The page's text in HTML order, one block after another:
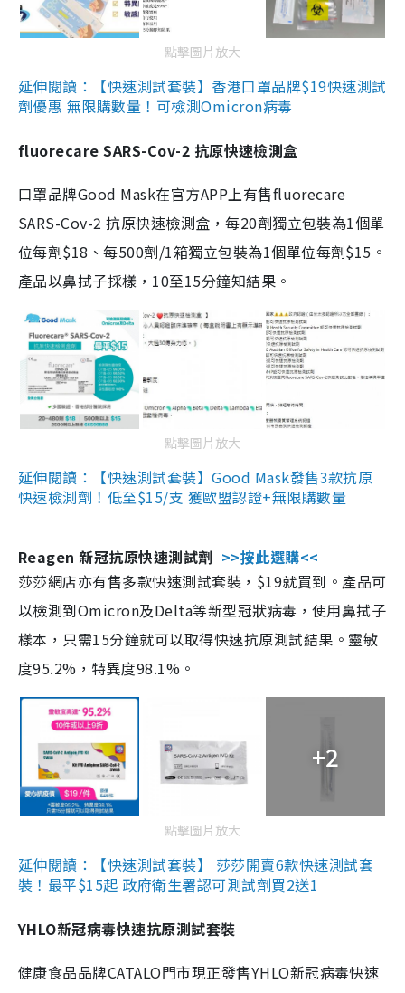
點擊圖片放大
延伸閱讀：【快速測試套裝】香港口罩品牌$19快速測試
劑優惠 無限購數量！可檢測Omicron病毒
fluorecare SARS-Cov-2 抗原快速檢測盒
口罩品牌Good Mask在官方APP上有售fluorecare
SARS-Cov-2 抗原快速檢測盒，每20劑獨立包裝為1個單
位每劑$18、每500劑/1箱獨立包裝為1個單位每劑$15。
產品以鼻拭子採樣，10至15分鐘知結果。
點擊圖片放大
延伸閱讀：【快速測試套裝】Good Mask發售3款抗原
快速檢測劑！低至$15/支 獲歐盟認證+無限購數量
Reagen 新冠抗原快速測試劑 >>按此選購<<
莎莎網店亦有售多款快速測試套裝，$19就買到。產品可
以檢測到Omicron及Delta等新型冠狀病毒，使用鼻拭子
樣本，只需15分鐘就可以取得快速抗原測試結果。靈敏
度95.2%，特異度98.1%。
+2
點擊圖片放大
延伸閱讀：【快速測試套裝】 莎莎開賣6款快速測試套
裝！最平$15起 政府衛生署認可測試劑買2送1
YHLO新冠病毒快速抗原測試套裝
健康食品品牌CATALO門市現正發售YHLO新冠病毒快速